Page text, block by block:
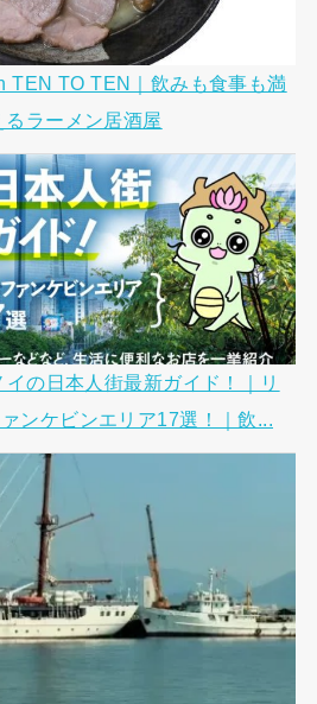
TEN TO TEN｜飲みも食事も満
ラーメン居酒屋
イの日本人街最新ガイド！｜リ
ンケビンエリア17選！｜飲...